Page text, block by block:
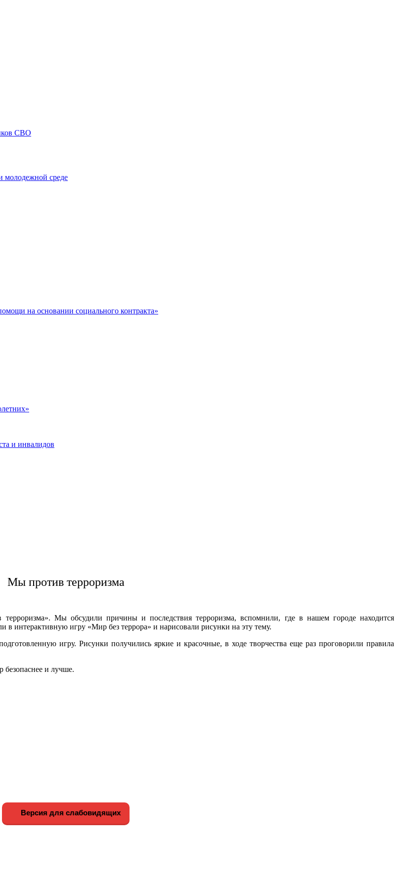
СВО
молодежной среде
на основании социального контракта»
и инвалидов
Мы против терроризма
Мы обсудили причины и последствия терроризма, вспомнили, где в нашем городе находится
интерактивную игру «Мир без террора» и нарисовали рисунки на эту тему.
игру. Рисунки получились яркие и красочные, в ходе творчества еще раз проговорили правила
и лучше.
Версия для слабовидящих